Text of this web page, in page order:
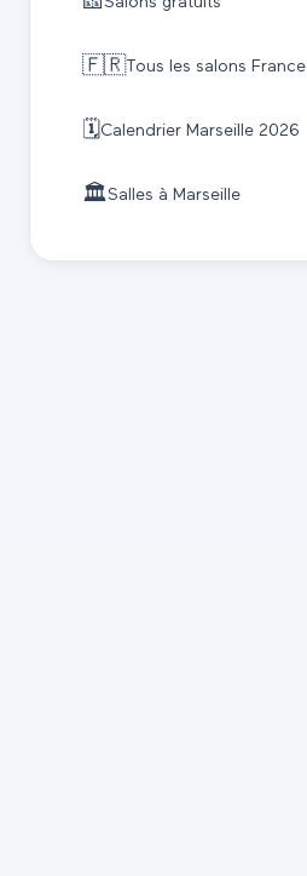
🇫🇷Tous les salons France
🗓️Calendrier Marseille 2026
🏛️Salles à Marseille